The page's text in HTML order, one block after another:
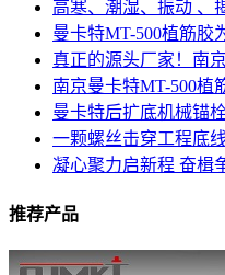
高寒、潮湿、振动 、
曼卡特MT-500植筋胶
真正的源头厂家！南
南京曼卡特MT-500植
曼卡特后扩底机械锚
一颗螺丝击穿工程底
凝心聚力启新程 奋
推荐产品